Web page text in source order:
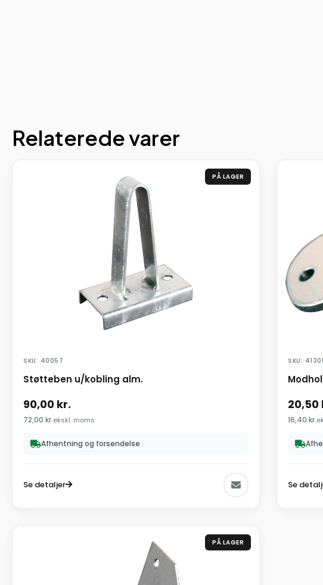
Relaterede varer
PÅ LAGER
SKU: 40057
Støtteben u/kobling alm.
90,00 kr.
72,00 kr.ekskl. moms
Afhentning og forsendelse
Se detaljer
SKU:
20,50
16,40 kr.
Se
PÅ LAGER